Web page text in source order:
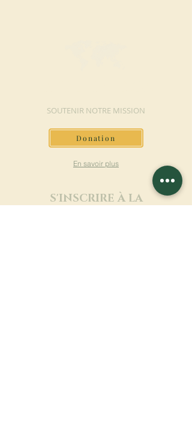
SOUTENIR NOTRE MISSION
Donation
En savoir plus
S'INSCRIRE À LA